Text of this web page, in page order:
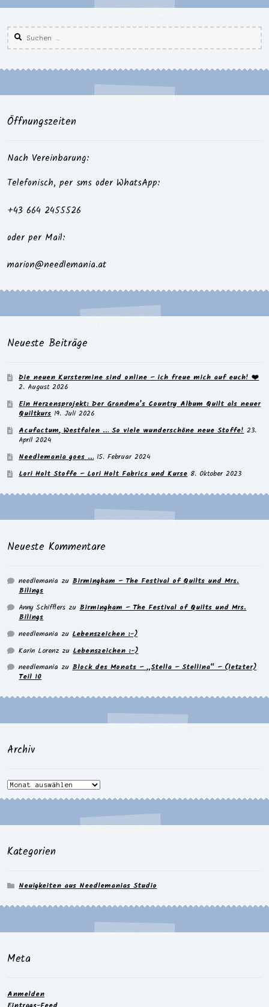
Suchen
nach:
Öffnungszeiten
Nach Vereinbarung:
Telefonisch, per sms oder WhatsApp:
+43 664 2455526
oder per Mail:
marion@needlemania.at
Neueste Beiträge
Die neuen Kurstermine sind online – ich freue mich auf euch! ❤️
2. August 2026
Ein Herzensprojekt: Der Grandma’s Country Album Quilt als neuer
Quiltkurs 19. Juli 2026
Acufactum, Westfalen … So viele wunderschöne neue Stoffe! 23.
April 2024
Needlemania goes … 15. Februar 2024
Lori Holt Stoffe – Lori Holt Fabrics und Kurse 8. Oktober 2023
Neueste Kommentare
needlemania zu Birmingham – The Festival of Quilts und Mrs.
Bilings
Anny Schifflers zu Birmingham – The Festival of Quilts und Mrs.
Bilings
needlemania zu Lebenszeichen :-)
Karin Lorenz zu Lebenszeichen :-)
needlemania zuBlock des Monats – „Stella – Stellina“ – (letzter)
Teil 10
Archiv
Archiv
Kategorien
Neuigkeiten aus Needlemanias Studio
Meta
Anmelden